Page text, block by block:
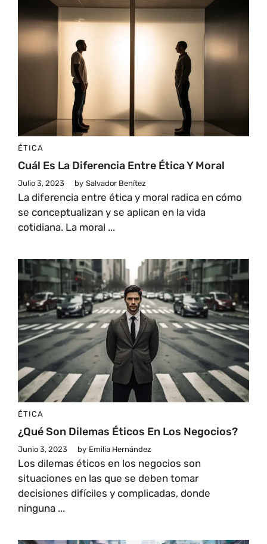
ÉTICA
Cuál Es La Diferencia Entre Ética Y Moral
Julio 3, 2023 by Salvador Benítez
La diferencia entre ética y moral radica en cómo
se conceptualizan y se aplican en la vida
cotidiana. La moral ...
ÉTICA
¿Qué Son Dilemas Éticos En Los Negocios?
Junio 3, 2023 by Emilia Hernández
Los dilemas éticos en los negocios son
situaciones en las que se deben tomar
decisiones difíciles y complicadas, donde
ninguna ...